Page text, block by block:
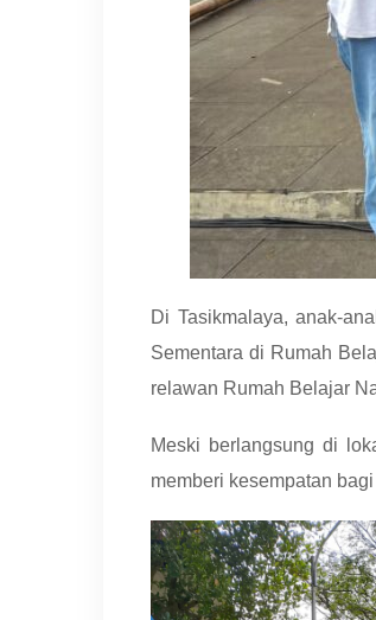
Di Tasikmalaya, anak-
Sementara di Rumah
relawan Rumah Belajar
Meski berlangsung di
memberi kesempatan